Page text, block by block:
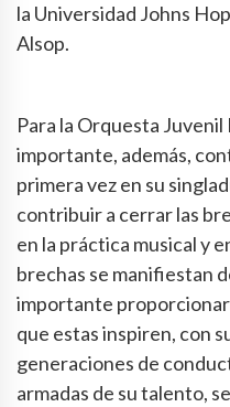
la Universidad Johns
Alsop.
Para la Orquesta
importante, además,
primera vez en su
contribuir a cerrar las
en la práctica musical y
brechas se manifiestan
importante proporcionar
que estas inspiren, con
generaciones de
armadas de su talento,